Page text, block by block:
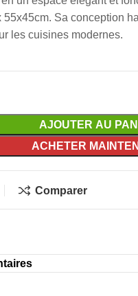
Sa conception
les cuisines modernes.
AJOUTER AU
ACHETER
Comparer